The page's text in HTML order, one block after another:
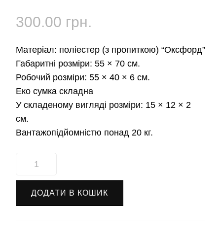
300.00 грн.
Матеріал: поліестер (з пропиткою) “Оксфорд”
Габаритні розміри: 55 × 70 см.
Робочий розміри: 55 × 40 × 6 см.
Еко сумка складна
У складеному вигляді розміри: 15 × 12 × 2
см.
Вантажопідйомністю понад 20 кг.
"Карпи
ДОДАТИ В КОШИК